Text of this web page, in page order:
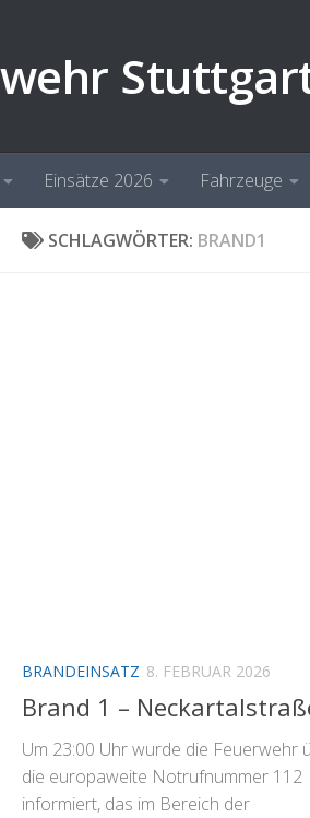
Einsätze 2026 Fahrzeuge
SCHLAGWÖRTER: BRAND1
BRANDEINSATZ 8. FEBRUAR 2026
Brand 1 –
Um 23:00 Uhr wurde die Feuerwehr
die europaweite Notrufnummer 112
informiert, das im Bereich der